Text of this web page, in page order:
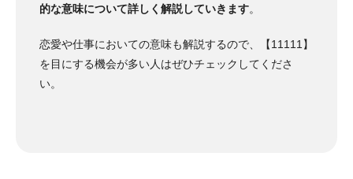
的な意味について詳しく解説していきます。
恋愛や仕事においての意味も解説するので、【11111】
を目にする機会が多い人はぜひチェックしてくださ
い。